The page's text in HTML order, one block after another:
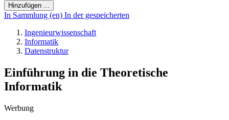
Hinzufügen ...
In Sammlung (en) In der gespeicherten
Ingenieurwissenschaft
Informatik
Datenstruktur
Einführung in die Theoretische
Informatik
Werbung